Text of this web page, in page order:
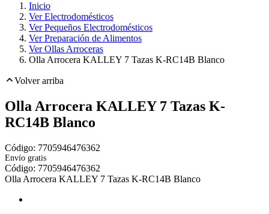
Inicio
Ver Electrodomésticos
Ver Pequeños Electrodomésticos
Ver Preparación de Alimentos
Ver Ollas Arroceras
Olla Arrocera KALLEY 7 Tazas K-RC14B Blanco
Volver arriba
Olla Arrocera KALLEY 7 Tazas K-
RC14B Blanco
Código: 7705946476362
Envío gratis Toca dos veces para ampliar
Código: 7705946476362
Olla Arrocera KALLEY 7 Tazas K-RC14B Blanco